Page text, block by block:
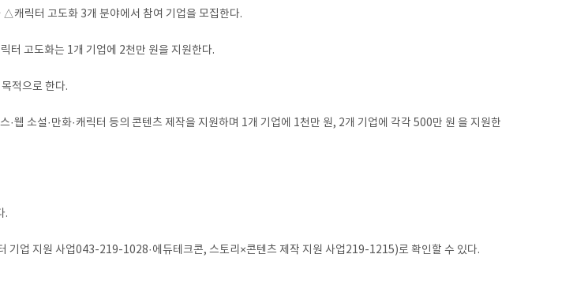
캐릭터 고도화 3개 분야에서 참여 기업을 모집한다.
터 고도화는 1개 기업에 2천만 원을 지원한다.
적으로 한다.
웹 소설·만화·캐릭터 등의 콘텐츠 제작을 지원하며 1개 기업에 1천만 원, 2개 기업에 각각 500만 원 을 지원한
.
업 지원 사업043-219-1028·에듀테크콘, 스토리×콘텐츠 제작 지원 사업219-1215)로 확인할 수 있다.